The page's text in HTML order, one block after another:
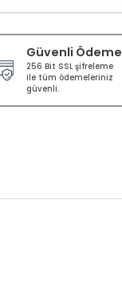
Güvenli Ödeme
256 Bit SSL şifreleme
ile tüm ödemeleriniz
güvenli.